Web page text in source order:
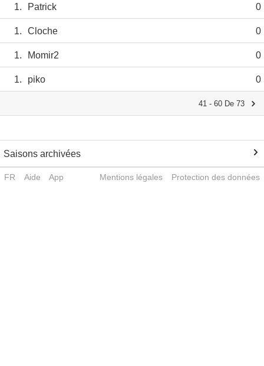
1. Patrick 0
1. Cloche 0
1. Momir2 0
1. piko 0
41 - 60 De 73
Saisons archivées
FR Aide App Mentions légales Protection des données